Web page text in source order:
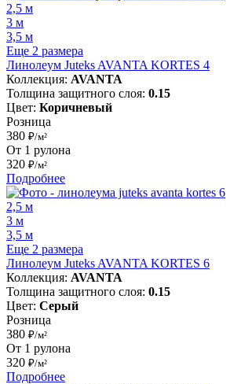
2,5 м
3 м
3,5 м
Еще 2 размера
Линолеум Juteks AVANTA KORTES 4
Коллекция: AVANTA
Толщина защитного слоя: 0.15
Цвет: Коричневый
Розница
380 ₽/м²
От 1 рулона
320 ₽/м²
Подробнее
2,5 м
3 м
3,5 м
Еще 2 размера
Линолеум Juteks AVANTA KORTES 6
Коллекция: AVANTA
Толщина защитного слоя: 0.15
Цвет: Серый
Розница
380 ₽/м²
От 1 рулона
320 ₽/м²
Подробнее